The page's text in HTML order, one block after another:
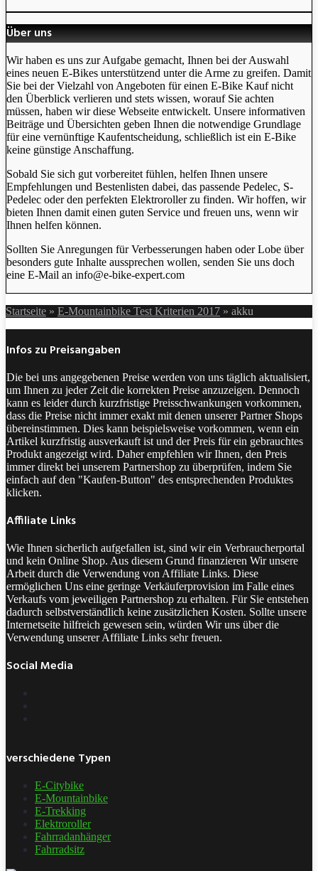
Über uns
Wir haben es uns zur Aufgabe gemacht, Ihnen bei der Auswahl
eines neuen E-Bikes unterstützend unter die Arme zu greifen. Damit
Sie bei der Vielzahl von Angeboten für einen E-Bike Kauf nicht
den Überblick verlieren und stets wissen, worauf Sie achten
müssen, haben wir diese Webseite entwickelt. Unsere informativen
Beiträge und Übersichten geben Ihnen die notwendige Grundlage
für eine vernünftige Kaufentscheidung, schließlich ist ein E-Bike
keine günstige Anschaffung.
Sobald Sie sich gut vorbereitet fühlen, helfen Ihnen unsere
Empfehlungen und Bestenlisten dabei, das passende Pedelec, S-
Pedelec oder den perfekten Elektroroller zu finden. Wir hoffen, wir
bieten Ihnen damit einen guten Service und freuen uns, wenn wir
Ihnen helfen können.
Sollten Sie Anregungen für Verbesserungen haben oder Lobe über
besonders gute Inhalte aussprechen wollen, senden Sie uns doch
eine E-Mail an info@e-bike-expert.com
Startseite » E-Mountainbike Test Kriterien 2017 » akku
Infos zu Preisangaben
Die bei uns angegebenen Preise werden von uns täglich aktualisiert,
um Ihnen zu jeder Zeit die korrekten Preise anzuzeigen. Dennoch
kann es leider durch kurzfristige Preisschwankungen vorkommen,
dass die Preise nicht immer exakt mit denen unserer Partner Shops
übereinstimmen. Dies kann beispielsweise vorkommen, wenn ein
Artikel kurzfristig ausverkauft ist und der Preis für ein gebrauchtes
Produkt angezeigt wird. Daher empfehlen wir Ihnen, den Preis
immer direkt bei unserem Partnershop zu überprüfen, indem Sie
einfach auf den "Kaufen-Button" des entsprechenden Produktes
klicken.
Affiliate Links
Wie Ihnen sicherlich aufgefallen ist, sind wir ein Verbraucherportal
und kein Online Shop. Aus diesem Grund finanzieren Wir unsere
Arbeit durch die Verwendung von Affiliate Links. Diese
ermöglichen Uns eine geringe Verkäuferprovision im Falle eines
Verkaufs vom jeweiligen Partnershop zu erhalten. Für Sie entstehen
dadurch selbstverständlich keine zusätzlichen Kosten. Sollte unsere
Internetseite hilfreich gewesen sein, würden Wir uns über die
Verwendung unserer Affiliate Links sehr freuen.
Social Media
verschiedene Typen
E-Citybike
E-Mountainbike
E-Trekking
Elektroroller
Fahrradanhänger
Fahrradsitz